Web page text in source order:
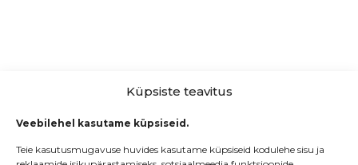
Küpsiste teavitus
Veebilehel kasutame küpsiseid.
Teie kasutusmugavuse huvides kasutame küpsiseid kodulehe sisu ja